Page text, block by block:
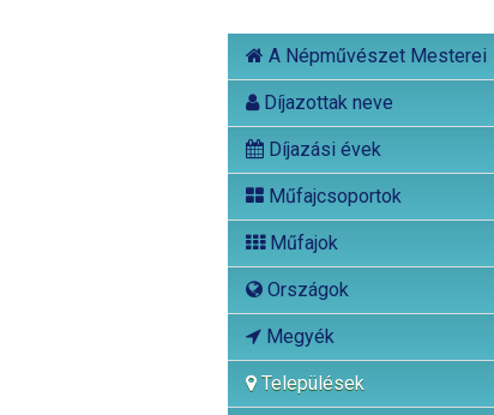
A Népművészet Mesterei
Díjazottak neve
Díjazási évek
Műfajcsoportok
Műfajok
Országok
Megyék
Települések